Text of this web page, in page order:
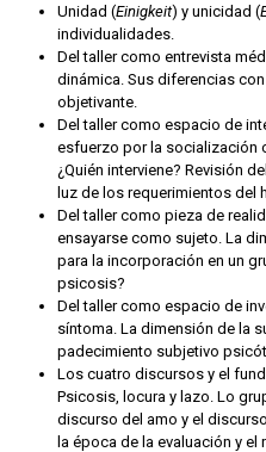
Unidad (Einigkeit) y unicidad (
individualidades.
Del taller como entrevista
dinámica. Sus diferencias
objetivante.
Del taller como espacio de
esfuerzo por la socialización
¿Quién interviene? Revisión
luz de los requerimientos del
Del taller como pieza de
ensayarse como sujeto. La
para la incorporación en un
psicosis?
Del taller como espacio de
síntoma. La dimensión de la
padecimiento subjetivo
Los cuatro discursos y el
Psicosis, locura y lazo. Lo
discurso del amo y el
la época de la evaluación y